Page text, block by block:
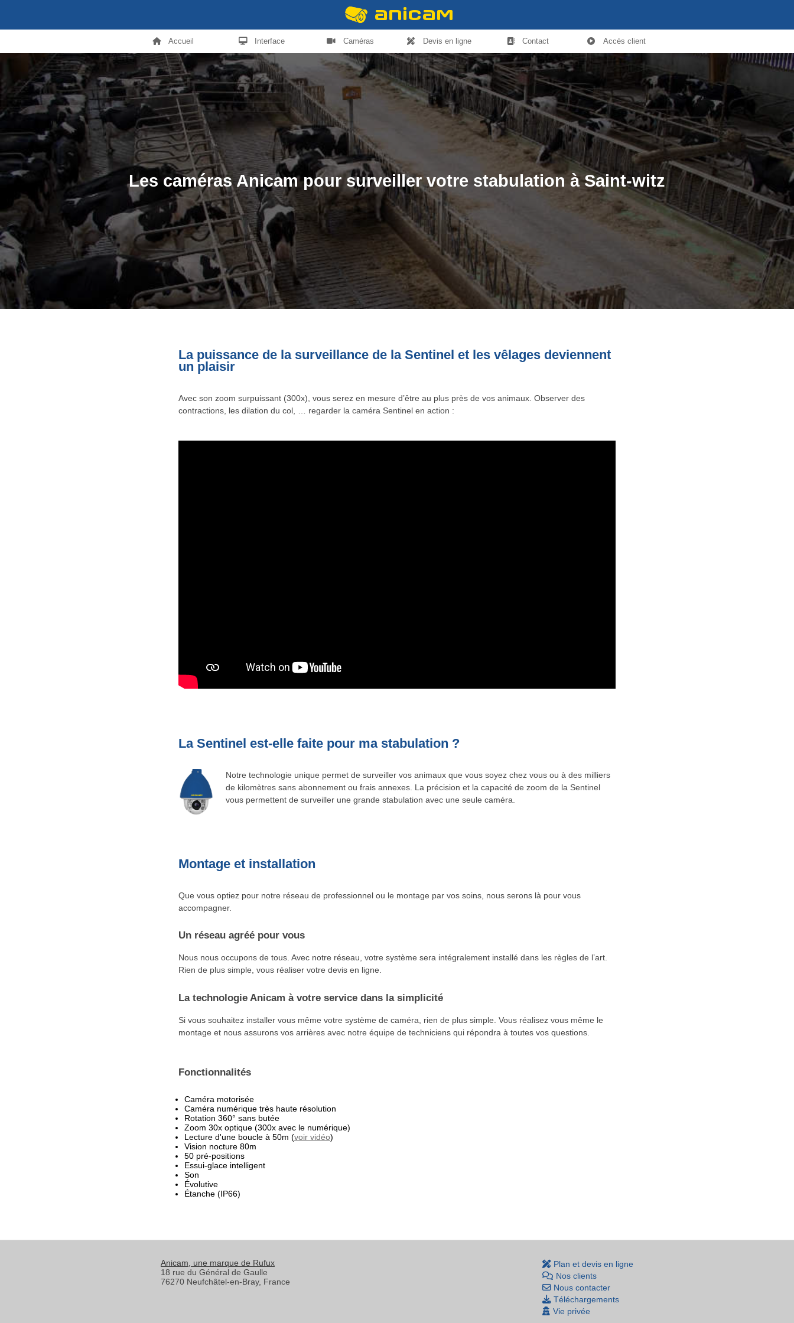
Accueil Interface Caméras Devis en ligne Contact Accès client
Les caméras Anicam pour surveiller votre stabulation à Saint-witz
La puissance de la surveillance de la Sentinel et les vêlages deviennent
un plaisir
Avec son zoom surpuissant (300x), vous serez en mesure d’être au plus près de vos animaux. Observer des
contractions, les dilation du col, … regarder la caméra Sentinel en action :
La Sentinel est-elle faite pour ma stabulation ?
Notre technologie unique permet de surveiller vos animaux que vous soyez chez vous ou à des milliers
de kilomètres sans abonnement ou frais annexes. La précision et la capacité de zoom de la Sentinel
vous permettent de surveiller une grande stabulation avec une seule caméra.
Montage et installation
Que vous optiez pour notre réseau de professionnel ou le montage par vos soins, nous serons là pour vous
accompagner.
Un réseau agréé pour vous
Nous nous occupons de tous. Avec notre réseau, votre système sera intégralement installé dans les règles de l’art.
Rien de plus simple, vous réaliser votre devis en ligne.
La technologie Anicam à votre service dans la simplicité
Si vous souhaitez installer vous même votre système de caméra, rien de plus simple. Vous réalisez vous même le
montage et nous assurons vos arrières avec notre équipe de techniciens qui répondra à toutes vos questions.
Fonctionnalités
Caméra motorisée
Caméra numérique très haute résolution
Rotation 360° sans butée
Zoom 30x optique (300x avec le numérique)
Lecture d'une boucle à 50m (voir vidéo)
Vision nocture 80m
50 pré-positions
Essui-glace intelligent
Son
Évolutive
Étanche (IP66)
Plan et devis en ligne
Nos clients
Nous contacter
Téléchargements
Vie privée
Anicam , une marque de Rufux
18 rue du Général de Gaulle
76270 Neufchâtel-en-Bray, France